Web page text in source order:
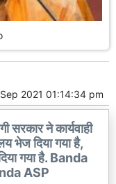
2021 01:14:34 pm
सरकार ने कार्यवाही
भेज दिया गया है,
गया है. Banda
ASP